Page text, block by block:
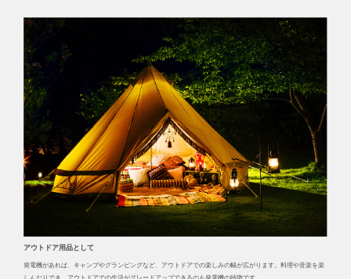
アウトドア用品として
発電機があれば、キャンプやグランビングなど、アウトドアでの楽しみの幅が広がります。料理や音楽を楽
しんだりでき、アウトドアでの生活がグレードアップできるのも発電機の特徴です。